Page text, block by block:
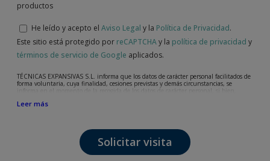
productos
He leído y acepto el Aviso Legal y la Política de Privacidad.
Este sitio está protegido por reCAPTCHAy la política de privacidad y
términos de servicio de Google aplicados.
TÉCNICAS EXPANSIVAS S.L. informa que los datos de carácter personal facilitados de
forma voluntaria, cuya finalidad, cesiones previstas y demás circunstancias, se
informa en el momento de la recogida de los datos de carácter personal, si bien,
su solicitud, queja o duda planteada, mantenimiento de la relación establecida, la
Los datos incorporados a nuestros ficheros son absolutamente confidenciales y serán
tratados con la máxima confidencialidad y cumpliendo todos los requisitos que obliga
el Reglamento General de Protección de Datos (RGPD) de 27 de abril de 2016. Los
Leer más
Solicitar visita